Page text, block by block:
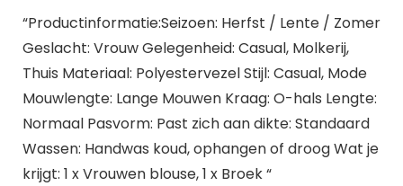
“Productinformatie:Seizoen: Herfst / Lente / Zomer
Geslacht: Vrouw Gelegenheid: Casual, Molkerij,
Thuis Materiaal: Polyestervezel Stijl: Casual, Mode
Mouwlengte: Lange Mouwen Kraag: O-hals Lengte:
Normaal Pasvorm: Past zich aan dikte: Standaard
Wassen: Handwas koud, ophangen of droog Wat je
krijgt: 1 x Vrouwen blouse, 1 x Broek “